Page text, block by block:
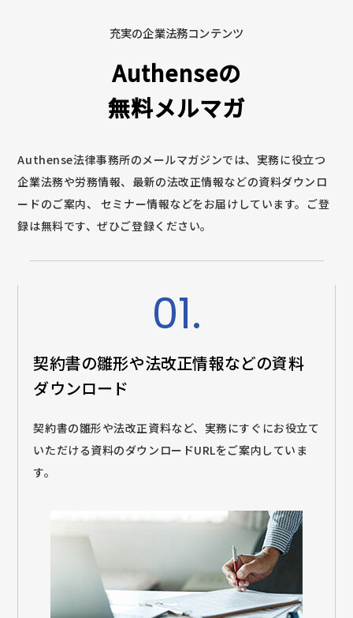
充実の企業法務コンテンツ
Authenseの
無料メルマガ
Authense法律事務所のメールマガジンでは、実務に役立つ
企業法務や労務情報、最新の法改正情報などの資料ダウンロ
ードのご案内、
セミナー情報などをお届けしています。ご登
録は無料です、ぜひご登録ください。
01.
契約書の雛形や法改正情報などの資料
ダウンロード
契約書の雛形や法改正資料など、実務にすぐにお役立て
いただける資料のダウンロードURLをご案内していま
す。